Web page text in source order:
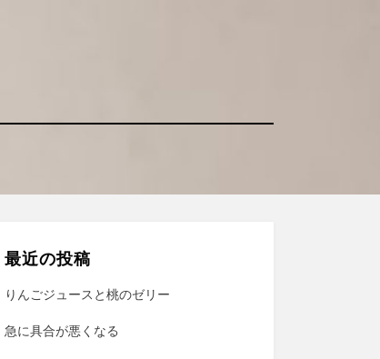
最近の投稿
りんごジュースと桃のゼリー
急に具合が悪くなる